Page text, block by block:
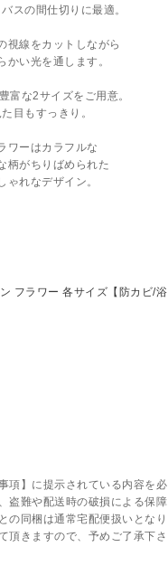
スの間仕切りに最適。
視線をカットしながら
かい光を通します。
富な2サイズをご用意。
た目もすっきり。
ワーはカラフルな
柄がちりばめられた
ゃれなデザイン。
項】に提示されている内容を必
盗難や配送時の破損による保障
の同梱は通常宅配便扱いとなり
頂きますので、予めご了承下さ